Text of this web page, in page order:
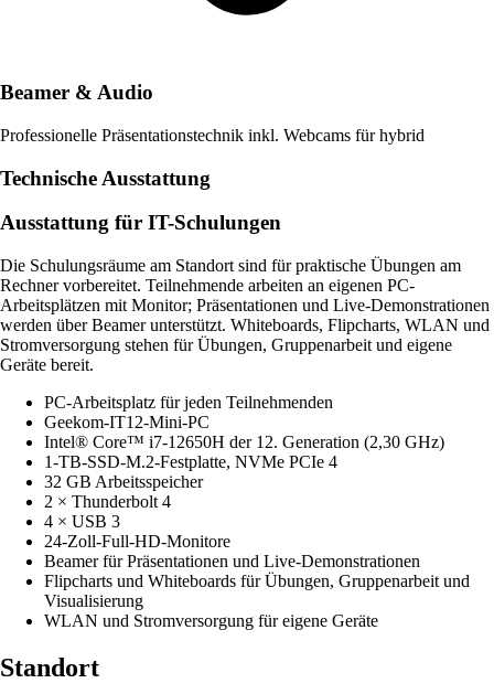
Beamer & Audio
Professionelle Präsentationstechnik inkl. Webcams für hybrid
Technische Ausstattung
Ausstattung für IT-Schulungen
Die Schulungsräume am Standort sind für praktische Übungen am
Rechner vorbereitet. Teilnehmende arbeiten an eigenen PC-
Arbeitsplätzen mit Monitor; Präsentationen und Live-Demonstrationen
werden über Beamer unterstützt. Whiteboards, Flipcharts, WLAN und
Stromversorgung stehen für Übungen, Gruppenarbeit und eigene
Geräte bereit.
PC-Arbeitsplatz für jeden Teilnehmenden
Geekom-IT12-Mini-PC
Intel® Core™ i7-12650H der 12. Generation (2,30 GHz)
1-TB-SSD-M.2-Festplatte, NVMe PCIe 4
32 GB Arbeitsspeicher
2 × Thunderbolt 4
4 × USB 3
24-Zoll-Full-HD-Monitore
Beamer für Präsentationen und Live-Demonstrationen
Flipcharts und Whiteboards für Übungen, Gruppenarbeit und
Visualisierung
WLAN und Stromversorgung für eigene Geräte
Standort